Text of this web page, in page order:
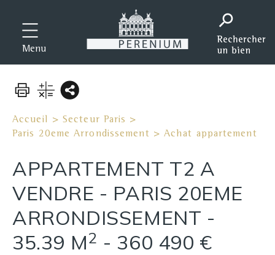
Menu
Accueil >Secteur Paris >
Paris 20eme Arrondissement > Achat appartement
APPARTEMENT T2 A
VENDRE - PARIS 20EME
ARRONDISSEMENT -
35.39 M2 - 360 490 €